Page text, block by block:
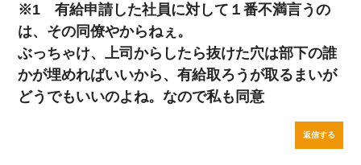
※1 有給申請した社員に対して１番不満言うの
は、その同僚やからねぇ。
ぶっちゃけ、上司からしたら抜けた穴は部下の誰
かが埋めればいいから、有給取ろうが取るまいが
どうでもいいのよね。なので私も同意
返信する